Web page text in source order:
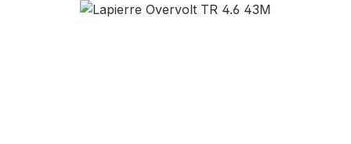
Bildergalerie überspringen